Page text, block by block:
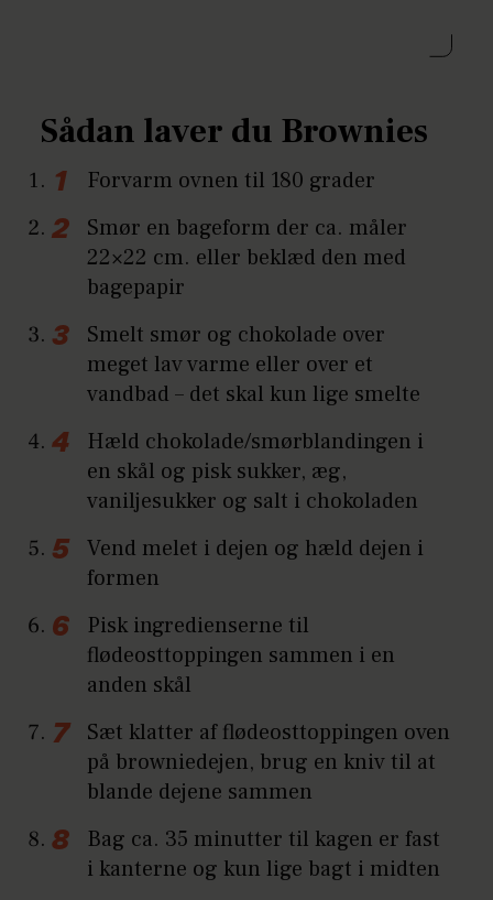
Sådan laver du Brownies
Forvarm ovnen til 180 grader
Smør en bageform der ca. måler
22×22 cm. eller beklæd den med
bagepapir
Smelt smør og chokolade over
meget lav varme eller over et
vandbad – det skal kun lige smelte
Hæld chokolade/smørblandingen i
en skål og pisk sukker, æg,
vaniljesukker og salt i chokoladen
Vend melet i dejen og hæld dejen i
formen
Pisk ingredienserne til
flødeosttoppingen sammen i en
anden skål
Sæt klatter af flødeosttoppingen oven
på browniedejen, brug en kniv til at
blande dejene sammen
Bag ca. 35 minutter til kagen er fast
i kanterne og kun lige bagt i midten